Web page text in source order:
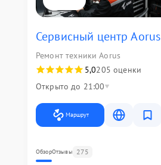
Сервисный центр Aorus
Ремонт техники Aorus
5,0205 оценки
Открыто до 21:00
Маршрут
ОбзорОтзывы 275